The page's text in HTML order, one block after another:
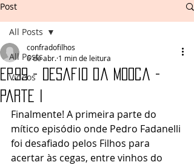
Post
All Posts
Vídeos
All Posts
Ep.99 - Desafio da Mooca -
Parte I
confradofilhos
6 de abr. 1 min de leitura
Finalmente! A primeira parte do
mítico episódio onde Pedro Fadanelli
foi desafiado pelos Filhos para
acertar às cegas, entre vinhos do